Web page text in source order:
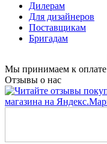
Дилерам
Для дизайнеров
Поставщикам
Бригадам
Мы принимаем к оплате
Отзывы о нас